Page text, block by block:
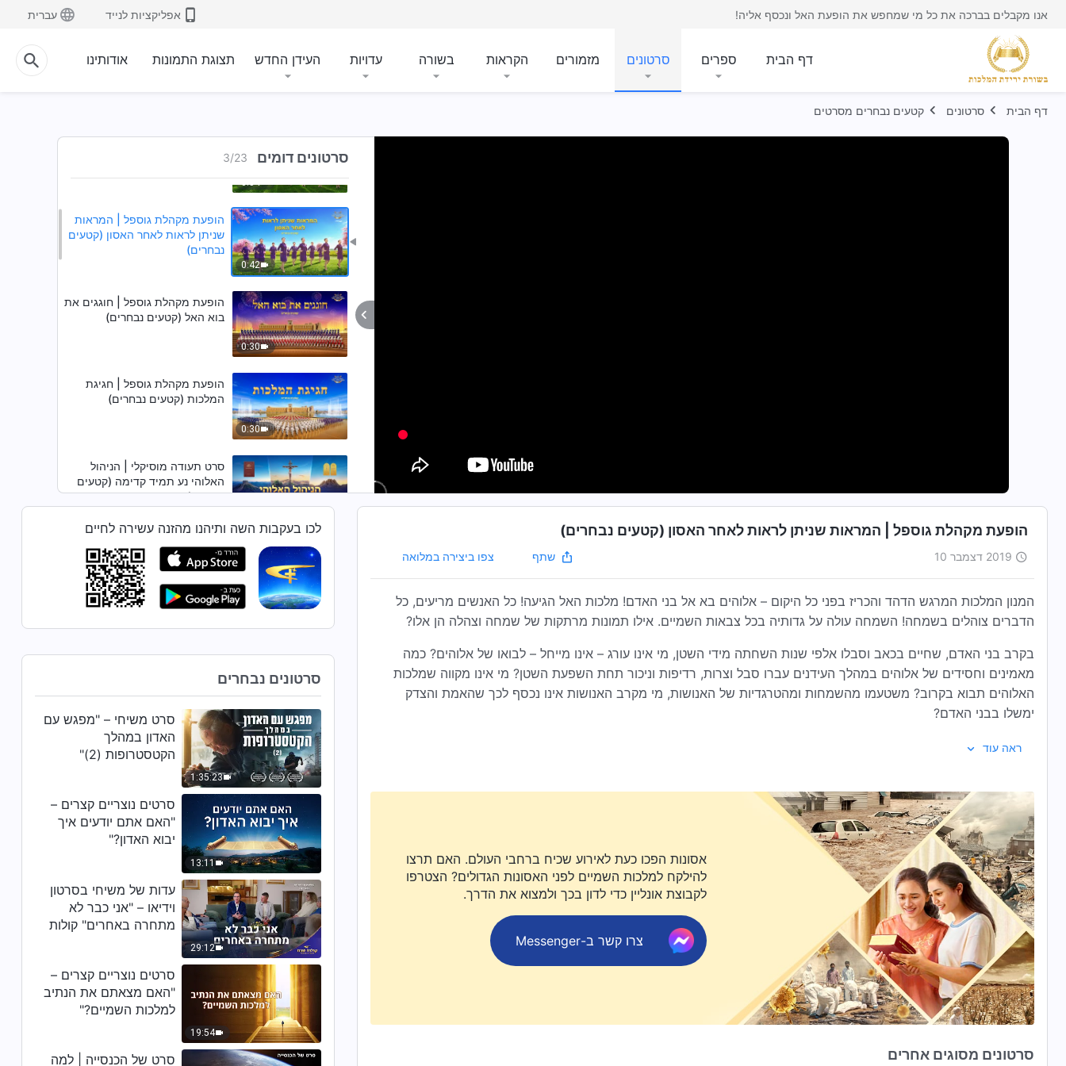
אנו מקבלים בברכה את כל מי שמחפש את הופעת האל ונכסף אליה! אפליקציות לנייד עברית
דף הבית ספרים סרטונים מזמורים הקראות בשורה עדויות העידן החדש תצוגת התמונות אודותינו
דף הבית סרטונים קטעים נבחרים מסרטים
סרטונים דומים 3/23
הופעת מקהלת גוספל | אלוהים
0:54
הופעת מקהלת גוספל | תקוות אלפי
השנים מתגשמת סוף סוף (קטעים
0:42
הופעת מקהלת גוספל | המראות
שניתן לראות לאחר האסון (קטעים
נבחרים)
0:30
הופעת מקהלת גוספל | חוגגים את
בוא האל (קטעים נבחרים)
0:30
הופעת מקהלת גוספל | חגיגת
המלכות (קטעים נבחרים)
סרט תעודה מוסיקלי | הניהול
האלוהי נע תמיד קדימה (קטעים
נבחרים)
9:38
סרט תעודה מוסיקלי | אלוהים מושל
באנושות ובכל הדברים ומקיים אותם
14:50
סרט תעודה מוסיקלי | אלוהים קובע
3:22
סרט תעודה מוסיקלי | אלוהים מושל
בכל היקום (קטעים נבחרים)
5:31
סרט תעודה מוסיקלי | בריאת העולם
בידי אלוהים (קטעים נבחרים)
4:27
סרט תעודה מוסיקלי | השמדת
העולם בידי אלוהים, באמצעות
המבול (קטעים נבחרים)
2:26
סרט תעודה מוסיקלי | אלוהים
משמיד את סדום ועמורה (קטעים
נבחרים)
סרט תעודה מוסיקלי | אלוהים
מוציא את בני ישראל ממצרים
הופעת מקהלת גוספל | המראות שניתן לראות לאחר האסון (קטעים נבחרים)
2019 דצמבר 10 שתף צפו ביצירה במלואה
המנון המלכות המרגש הדהד והכריז בפני כל היקום – אלוהים בא אל בני האדם! מלכות האל הגיעה! כל האנשים מריעים, כל
הדברים צוהלים בשמחה! השמחה עולה על גדותיה בכל צבאות השמיים. אילו תמונות מרתקות של שמחה וצהלה הן אלו?
בקרב בני האדם, שחיים בכאב וסבלו אלפי שנות השחתה מידי השטן, מי אינו עורג – אינו מייחל – לבואו של אלוהים? כמה
מאמינים וחסידים של אלוהים במהלך העידנים עברו סבל וצרות, רדיפות וניכור תחת השפעת השטן? מי אינו מקווה שמלכות
האלוהים תבוא בקרוב? משטעמו מהשמחות ומהטרגדיות של האנושות, מי מקרב האנושות אינו נכסף לכך שהאמת והצדק
ימשלו בבני האדם?
כשמלכות האלוהים תגיע, היום שכל האומות והעמים מצפים לו בכליון עיניים יגיע סוף סוף! באותו הרגע, כיצד תיראינה הסצינות
ראה עוד
אסונות הפכו כעת לאירוע שכיח ברחבי העולם. האם תרצו
להילקח למלכות השמיים לפני האסונות הגדולים? הצטרפו
לקבוצת אונליין כדי לדון בכך ולמצוא את הדרך.
צרו קשר ב-Messenger
סרטונים מסוגים אחרים
לכו בעקבות השה ותיהנו מהזנה עשירה לחיים
סרטונים נבחרים
1:35:23
סרט משיחי – "מפגש עם
האדון במהלך
הקטסטרופות (2)"
13:11
סרטים נוצריים קצרים –
"האם אתם יודעים איך
יבוא האדון?"
29:12
עדות של משיחי בסרטון
וידיאו – "אני כבר לא
מתחרה באחרים" קולות
19:54
סרטים נוצריים קצרים –
"האם מצאתם את הנתיב
למלכות השמיים?"
סרט של הכנסייה | למה